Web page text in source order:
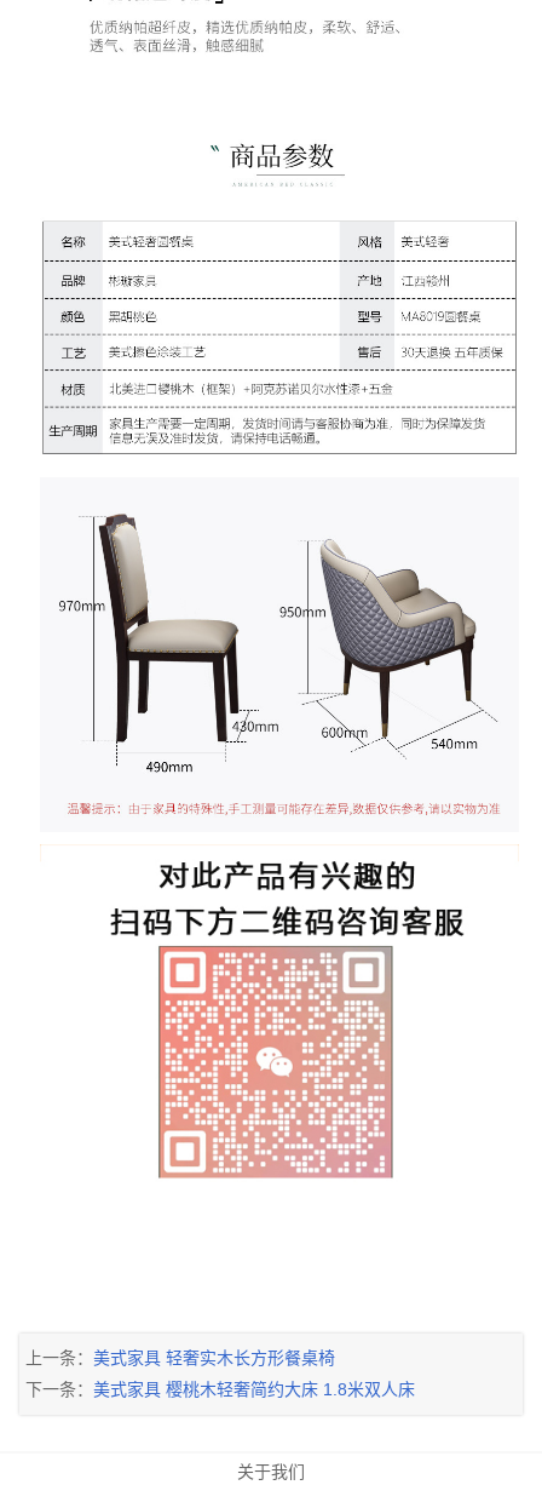
上一条： 美式家具 轻奢实木长方形餐桌椅
下一条： 美式家具 樱桃木轻奢简约大床 1.8米双人床
关于我们